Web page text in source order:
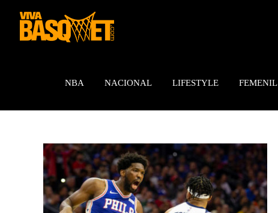
contenido
NBA NACIONAL LIFESTYLE FEMENIL